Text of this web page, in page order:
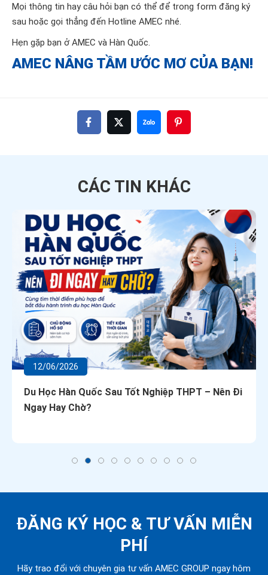
Mọi thông tin hay câu hỏi bạn có thể để trong form đăng ký
sau hoặc gọi thẳng đến Hotline AMEC nhé.
Hẹn gặp bạn ở AMEC và Hàn Quốc.
AMEC NÂNG TẦM ƯỚC MƠ CỦA BẠN!
CÁC TIN KHÁC
12/06/2026
Du Học Hàn Quốc Sau Tốt Nghiệp THPT – Nên Đi
Ngay Hay Chờ?
ĐĂNG KÝ HỌC & TƯ VẤN MIỄN
PHÍ
Hãy trao đổi với chuyên gia tư vấn AMEC GROUP ngay hôm